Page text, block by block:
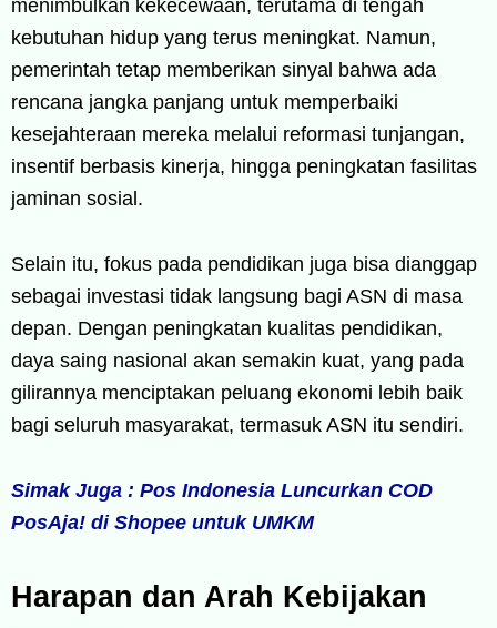
menimbulkan kekecewaan, terutama di tengah
kebutuhan hidup yang terus meningkat. Namun,
pemerintah tetap memberikan sinyal bahwa ada
rencana jangka panjang untuk memperbaiki
kesejahteraan mereka melalui reformasi tunjangan,
insentif berbasis kinerja, hingga peningkatan fasilitas
jaminan sosial.
Selain itu, fokus pada pendidikan juga bisa dianggap
sebagai investasi tidak langsung bagi ASN di masa
depan. Dengan peningkatan kualitas pendidikan,
daya saing nasional akan semakin kuat, yang pada
gilirannya menciptakan peluang ekonomi lebih baik
bagi seluruh masyarakat, termasuk ASN itu sendiri.
Simak Juga : Pos Indonesia Luncurkan COD
PosAja! di Shopee untuk UMKM
Harapan dan Arah Kebijakan